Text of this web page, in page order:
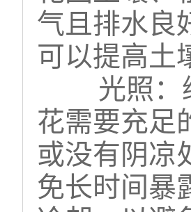
气且排水良
可以提高土
光照：
花需要充足
或没有阴凉
免长时间暴